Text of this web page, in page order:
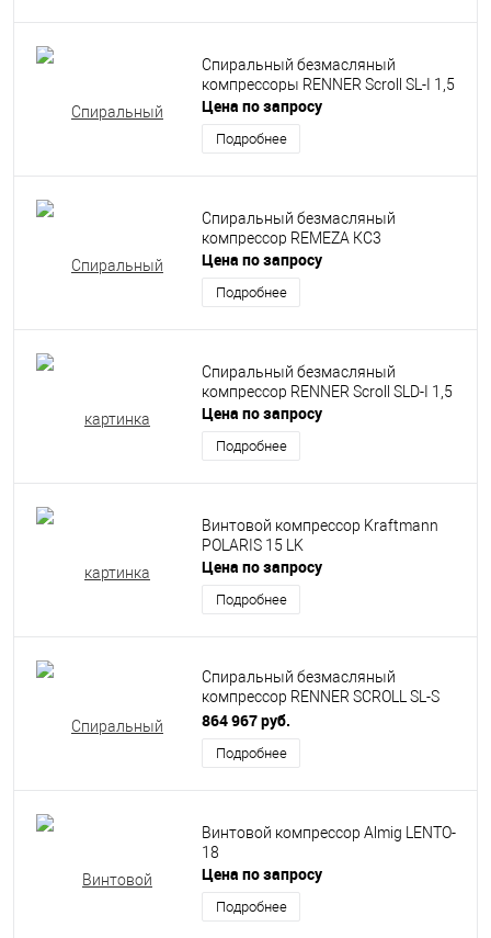
Спиральный безмасляный
компрессоры RENNER Scroll SL-I 1,5
Цена по запросу
Подробнее
Спиральный безмасляный
компрессор REMEZA КС3
Цена по запросу
Подробнее
Спиральный безмасляный
компрессор RENNER Scroll SLD-I 1,5
Цена по запросу
Подробнее
Винтовой компрессор Kraftmann
POLARIS 15 LK
Цена по запросу
Подробнее
Спиральный безмасляный
компрессор RENNER SCROLL SL-S
2,2
864 967 руб.
Подробнее
Винтовой компрессор Almig LENTO-
18
Цена по запросу
Подробнее